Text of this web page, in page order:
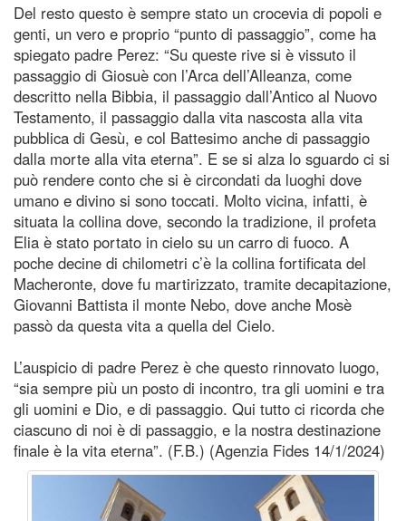
Del resto questo è sempre stato un crocevia di popoli e
genti, un vero e proprio “punto di passaggio”, come ha
spiegato padre Perez: “Su queste rive si è vissuto il
passaggio di Giosuè con l’Arca dell’Alleanza, come
descritto nella Bibbia, il passaggio dall’Antico al Nuovo
Testamento, il passaggio dalla vita nascosta alla vita
pubblica di Gesù, e col Battesimo anche di passaggio
dalla morte alla vita eterna”. E se si alza lo sguardo ci si
può rendere conto che si è circondati da luoghi dove
umano e divino si sono toccati. Molto vicina, infatti, è
situata la collina dove, secondo la tradizione, il profeta
Elia è stato portato in cielo su un carro di fuoco. A
poche decine di chilometri c’è la collina fortificata del
Macheronte, dove fu martirizzato, tramite decapitazione,
Giovanni Battista il monte Nebo, dove anche Mosè
passò da questa vita a quella del Cielo.
L’auspicio di padre Perez è che questo rinnovato luogo,
“sia sempre più un posto di incontro, tra gli uomini e tra
gli uomini e Dio, e di passaggio. Qui tutto ci ricorda che
ciascuno di noi è di passaggio, e la nostra destinazione
finale è la vita eterna”. (F.B.) (Agenzia Fides 14/1/2024)